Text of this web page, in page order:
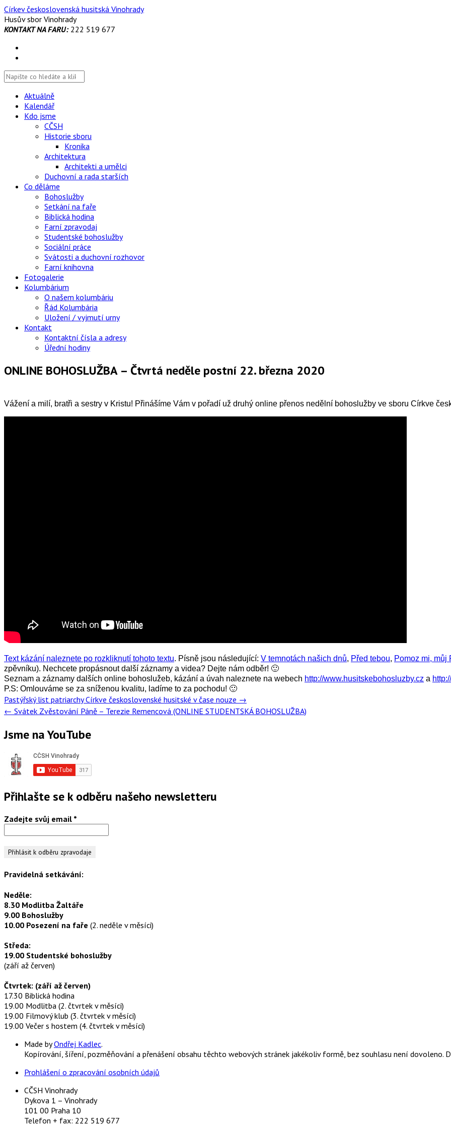
Skip
to
content
Církev československá husitská Vinohrady
Husův sbor Vinohrady
KONTAKT NA FARU:222 519 677
Aktuálně
Kalendář
Kdo jsme
CČSH
Historie sboru
Kronika
Architektura
Architekti a umělci
Duchovní a rada starších
Co děláme
Bohoslužby
Setkání na faře
Biblická hodina
Farní zpravodaj
Studentské bohoslužby
Sociální práce
Svátosti a duchovní rozhovor
Farní knihovna
Fotogalerie
Kolumbárium
O našem kolumbáriu
Řád Kolumbária
Uložení / vyjmutí urny
Kontakt
Kontaktní čísla a adresy
Úřední hodiny
ONLINE BOHOSLUŽBA – Čtvrtá neděle postní 22. března 2020
Vážení a milí, bratři a sestry v Kristu! Přinášíme Vám v pořadí už druhý online přenos nedělní bohoslužby ve sboru Církve
Text kázání naleznete po rozkliknutí tohoto textu. Písně jsou následující: V temnotách našich dnů, Před tebou, Pomoz mi, můj
zpěvníku). Nechcete propásnout další záznamy a videa? Dejte nám odběr! 🙂
Seznam a záznamy dalších online bohoslužeb, kázání a úvah naleznete na webech http://www.husitskebohosluzby.cz a
P.S: Omlouváme se za sníženou kvalitu, ladíme to za pochodu! 🙂
Post
navigation
Pastýřský list patriarchy Církve československé husitské v čase nouze →
← Svátek Zvěstování Páně – Terezie Remencová (ONLINE STUDENTSKÁ BOHOSLUŽBA)
Jsme na YouTube
Přihlašte se k odběru našeho newsletteru
Zadejte svůj email *
Pravidelná setkávání:
Neděle:
8.30 Modlitba Žaltáře
9.00 Bohoslužby
10.00 Posezení na faře (2. neděle v měsíci)
Středa:
19.00 Studentské bohoslužby
(září až červen)
Čtvrtek: (září až červen)
17.30 Biblická hodina
19.00 Modlitba (2. čtvrtek v měsíci)
19.00 Filmový klub (3. čtvrtek v měsíci)
19.00 Večer s hostem (4. čtvrtek v měsíci)
Made byOndřej Kadlec.
Kopírování, šíření, pozměňování a přenášení obsahu těchto webových stránek jakékoliv formě, bez souhlasu není dovoleno.
Prohlášení o zpracování osobních údajů
CČSH Vinohrady
Dykova 1 – Vinohrady
101 00 Praha 10
Telefon + fax: 222 519 677